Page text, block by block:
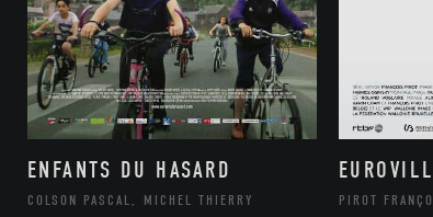
ENFANTS DU HASARD
COLSON PASCAL, MICHEL THIERRY PIROT